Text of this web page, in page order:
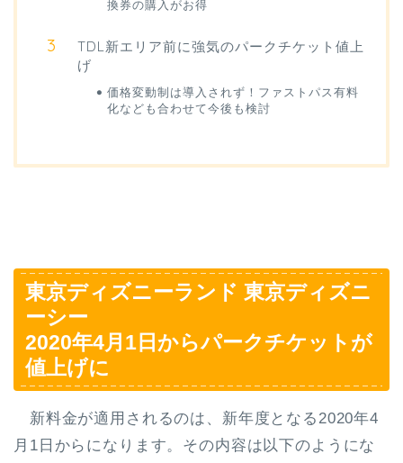
換券の購入がお得
TDL新エリア前に強気のパークチケット値上
げ
価格変動制は導入されず！ファストパス有料
化なども合わせて今後も検討
東京ディズニーランド 東京ディズニ
ーシー
2020年4月1日からパークチケットが
値上げに
新料金が適用されるのは、新年度となる2020年4
月1日からになります。その内容は以下のようにな